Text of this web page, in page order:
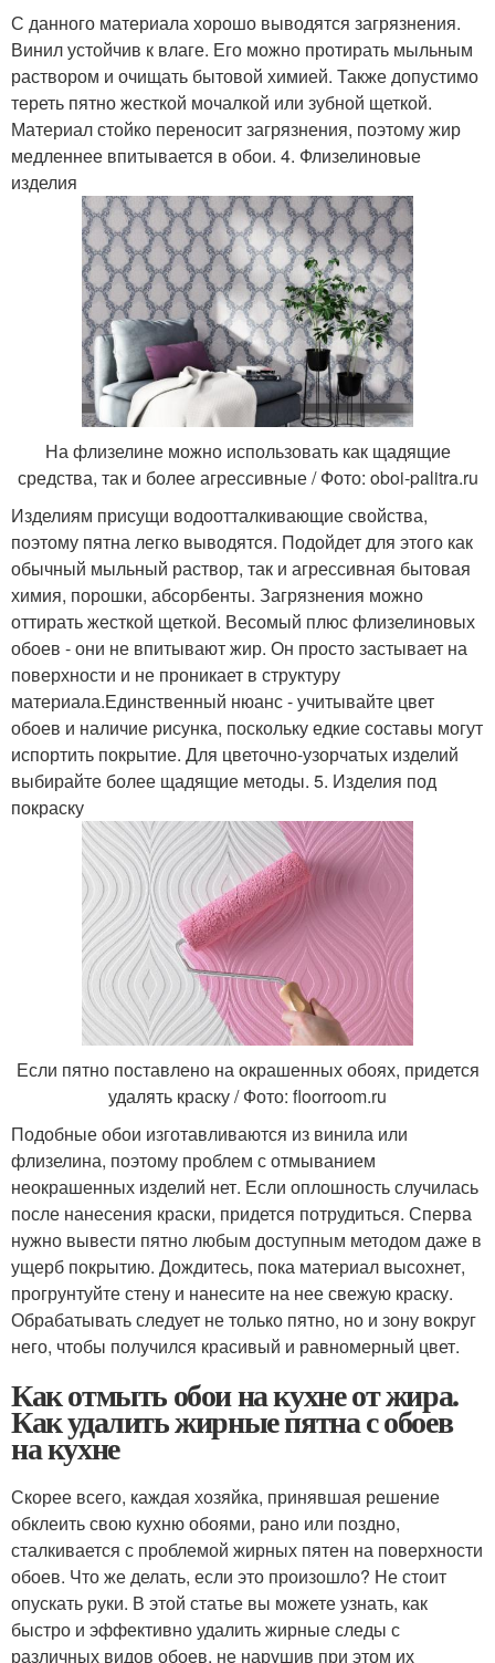
С данного материала хорошо выводятся загрязнения.
Винил устойчив к влаге. Его можно протирать мыльным
раствором и очищать бытовой химией. Также допустимо
тереть пятно жесткой мочалкой или зубной щеткой.
Материал стойко переносит загрязнения, поэтому жир
медленнее впитывается в обои. 4. Флизелиновые
изделия
На флизелине можно использовать как щадящие
средства, так и более агрессивные / Фото: oboi-palitra.ru
Изделиям присущи водоотталкивающие свойства,
поэтому пятна легко выводятся. Подойдет для этого как
обычный мыльный раствор, так и агрессивная бытовая
химия, порошки, абсорбенты. Загрязнения можно
оттирать жесткой щеткой. Весомый плюс флизелиновых
обоев - они не впитывают жир. Он просто застывает на
поверхности и не проникает в структуру
материала.Единственный нюанс - учитывайте цвет
обоев и наличие рисунка, поскольку едкие составы могут
испортить покрытие. Для цветочно-узорчатых изделий
выбирайте более щадящие методы. 5. Изделия под
покраску
Если пятно поставлено на окрашенных обоях, придется
удалять краску / Фото: floorroom.ru
Подобные обои изготавливаются из винила или
флизелина, поэтому проблем с отмыванием
неокрашенных изделий нет. Если оплошность случилась
после нанесения краски, придется потрудиться. Сперва
нужно вывести пятно любым доступным методом даже в
ущерб покрытию. Дождитесь, пока материал высохнет,
прогрунтуйте стену и нанесите на нее свежую краску.
Обрабатывать следует не только пятно, но и зону вокруг
него, чтобы получился красивый и равномерный цвет.
Как отмыть обои на кухне от жира.
Как удалить жирные пятна с обоев
на кухне
Скорее всего, каждая хозяйка, принявшая решение
обклеить свою кухню обоями, рано или поздно,
сталкивается с проблемой жирных пятен на поверхности
обоев. Что же делать, если это произошло? Не стоит
опускать руки. В этой статье вы можете узнать, как
быстро и эффективно удалить жирные следы с
различных видов обоев, не нарушив при этом их